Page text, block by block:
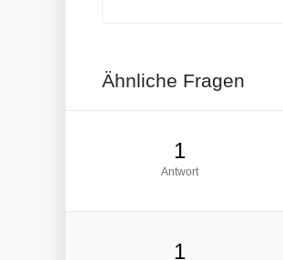
Ähnliche Fragen
1
Antwort
1